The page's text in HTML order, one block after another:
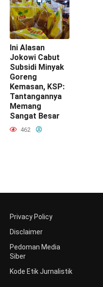
Ini Alasan
Jokowi Cabut
Subsidi Minyak
Goreng
Kemasan, KSP:
Tantangannya
Memang
Sangat Besar
462
Privacy Policy
Disclaimer
Pedoman Media
Siber
Kode Etik Jurnalistik